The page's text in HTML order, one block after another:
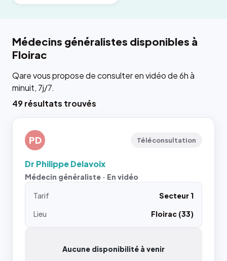
Médecins généralistes disponibles à
Floirac
Qare vous propose de consulter en vidéo de 6h à
minuit, 7j/7.
49 résultats trouvés
PD Téléconsultation
Dr Philippe Delavoix
Médecin généraliste · En vidéo
Tarif
Secteur 1
Lieu
Floirac (33)
Aucune disponibilité à venir